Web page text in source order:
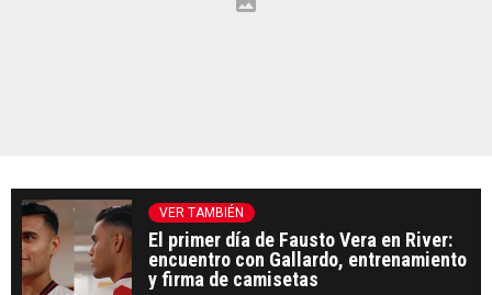
VER TAMBIÉN
El primer día de Fausto Vera en River:
encuentro con Gallardo, entrenamiento
y firma de camisetas